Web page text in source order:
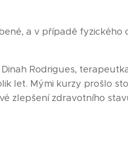
a v případě fyzického
Rodrigues,
let. Mými kurzy prošlo
zlepšení zdravotního